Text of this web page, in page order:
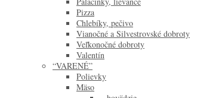
Pizza
Chlebíky, pečivo
Vianočné a Silvestrovské dobroty
Veľkonočné dobroty
Valentín
“VARENÉ”
Polievky
Mäso